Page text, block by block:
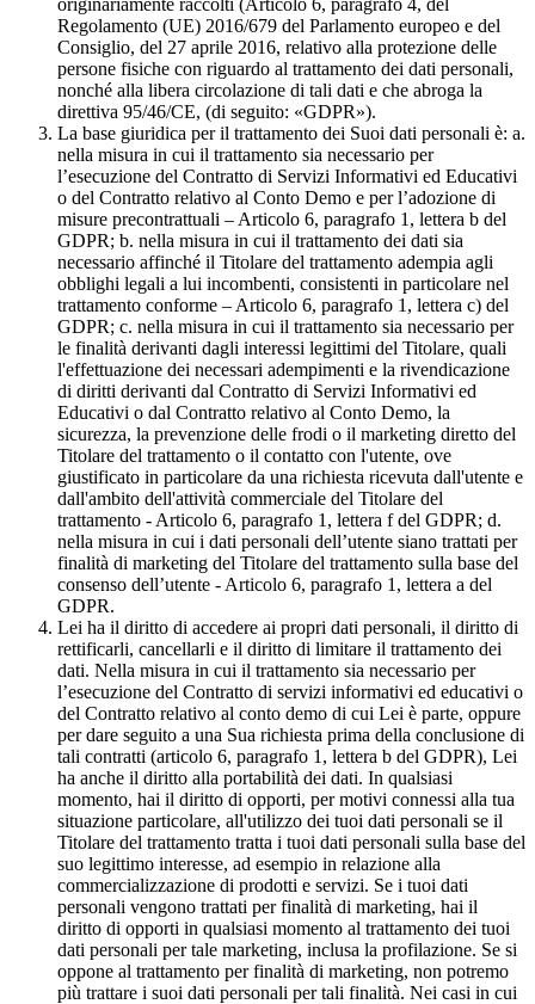
originariamente raccolti (Articolo 6, paragrafo 4, del
Regolamento (UE) 2016/679 del Parlamento europeo e del
Consiglio, del 27 aprile 2016, relativo alla protezione delle
persone fisiche con riguardo al trattamento dei dati personali,
nonché alla libera circolazione di tali dati e che abroga la
direttiva 95/46/CE, (di seguito: «GDPR»).
La base giuridica per il trattamento dei Suoi dati personali è: a.
nella misura in cui il trattamento sia necessario per
l’esecuzione del Contratto di Servizi Informativi ed Educativi
o del Contratto relativo al Conto Demo e per l’adozione di
misure precontrattuali – Articolo 6, paragrafo 1, lettera b del
GDPR; b. nella misura in cui il trattamento dei dati sia
necessario affinché il Titolare del trattamento adempia agli
obblighi legali a lui incombenti, consistenti in particolare nel
trattamento conforme – Articolo 6, paragrafo 1, lettera c) del
GDPR; c. nella misura in cui il trattamento sia necessario per
le finalità derivanti dagli interessi legittimi del Titolare, quali
l'effettuazione dei necessari adempimenti e la rivendicazione
di diritti derivanti dal Contratto di Servizi Informativi ed
Educativi o dal Contratto relativo al Conto Demo, la
sicurezza, la prevenzione delle frodi o il marketing diretto del
Titolare del trattamento o il contatto con l'utente, ove
giustificato in particolare da una richiesta ricevuta dall'utente e
dall'ambito dell'attività commerciale del Titolare del
trattamento - Articolo 6, paragrafo 1, lettera f del GDPR; d.
nella misura in cui i dati personali dell’utente siano trattati per
finalità di marketing del Titolare del trattamento sulla base del
consenso dell’utente - Articolo 6, paragrafo 1, lettera a del
GDPR.
Lei ha il diritto di accedere ai propri dati personali, il diritto di
rettificarli, cancellarli e il diritto di limitare il trattamento dei
dati. Nella misura in cui il trattamento sia necessario per
l’esecuzione del Contratto di servizi informativi ed educativi o
del Contratto relativo al conto demo di cui Lei è parte, oppure
per dare seguito a una Sua richiesta prima della conclusione di
tali contratti (articolo 6, paragrafo 1, lettera b del GDPR), Lei
ha anche il diritto alla portabilità dei dati. In qualsiasi
momento, hai il diritto di opporti, per motivi connessi alla tua
situazione particolare, all'utilizzo dei tuoi dati personali se il
Titolare del trattamento tratta i tuoi dati personali sulla base del
suo legittimo interesse, ad esempio in relazione alla
commercializzazione di prodotti e servizi. Se i tuoi dati
personali vengono trattati per finalità di marketing, hai il
diritto di opporti in qualsiasi momento al trattamento dei tuoi
dati personali per tale marketing, inclusa la profilazione. Se si
oppone al trattamento per finalità di marketing, non potremo
più trattare i suoi dati personali per tali finalità. Nei casi in cui